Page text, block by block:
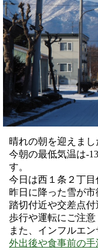
晴れの朝を迎えまし
今朝の最低気温は-
す。
今日は西１条２丁目
昨日に降った雪が市
踏切付近や交差点
歩行や運転にご注意
また、インフルエ
外出後や食事前の